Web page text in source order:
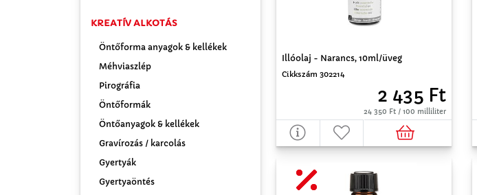
KREATÍV ALKOTÁS
Öntőforma anyagok & kellékek
Méhviaszlép
Pirográfia
Öntőformák
Öntőanyagok & kellékek
Gravírozás / karcolás
Gyertyák
Gyertyaöntés
Illóolaj - Narancs, 10ml/üveg
Cikkszám 302214
2 435 Ft
24 350 Ft / 100 milliliter